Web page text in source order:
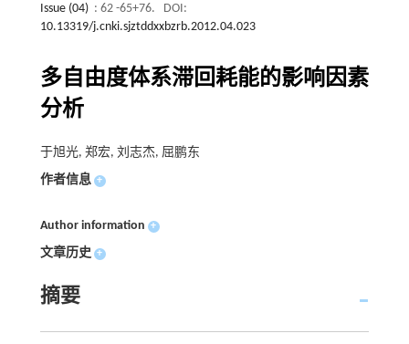
Issue (04) : 62 -65+76.
DOI:
10.13319/j.cnki.sjztddxxbzrb.2012.04.023
多自由度体系滞回耗能的影响因素
分析
于旭光, 郑宏, 刘志杰, 屈鹏东
作者信息 +
Author information +
文章历史 +
摘要